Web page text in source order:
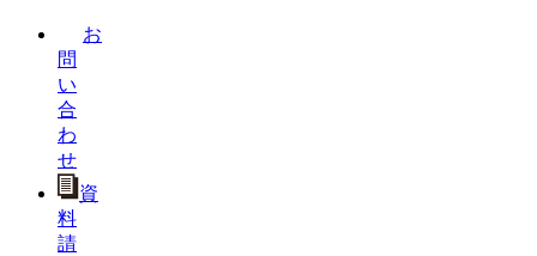
お
問
い
合
わ
せ
資
料
請